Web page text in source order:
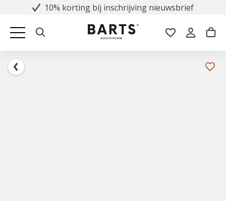
10% korting bij inschrijving nieuwsbrief